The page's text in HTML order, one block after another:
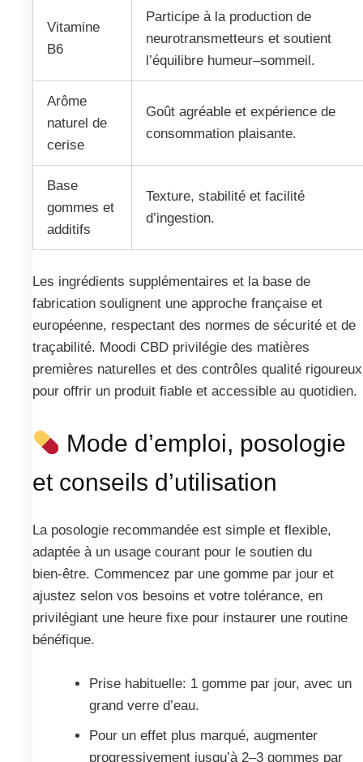
Vitamine
B6
Participe à la production de
neurotransmetteurs et soutient
l’équilibre humeur–sommeil.
Arôme
naturel de
cerise
Goût agréable et expérience de
consommation plaisante.
Base
gommes et
additifs
Texture, stabilité et facilité
d’ingestion.
Les ingrédients supplémentaires et la base de
fabrication soulignent une approche française et
européenne, respectant des normes de sécurité et de
traçabilité. Moodi CBD privilégie des matières
premières naturelles et des contrôles qualité rigoureux
pour offrir un produit fiable et accessible au quotidien.
Mode d’emploi, posologie
et conseils d’utilisation
La posologie recommandée est simple et flexible,
adaptée à un usage courant pour le soutien du
bien‑être. Commencez par une gomme par jour et
ajustez selon vos besoins et votre tolérance, en
privilégiant une heure fixe pour instaurer une routine
bénéfique.
Prise habituelle: 1 gomme par jour, avec un
grand verre d’eau.
Pour un effet plus marqué, augmenter
progressivement jusqu’à 2–3 gommes par